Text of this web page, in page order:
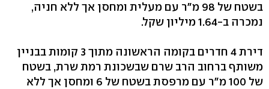
בשטח של 98 מ"ר עם מעלית ומחסן אך ללא חניה,
נמכרה ב-1.64 מיליון שקל.
דירת 4 חדרים בקומה הראשונה מתוך 3 קומות בבניין
משותף ברחוב הרב שרם שבשכונת רמת שרת, בשטח
של 100 מ"ר עם מרפסת בשטח של 6 ומחסן אך ללא